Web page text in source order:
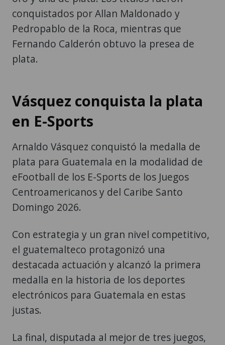
conquistados por Allan Maldonado y
Pedropablo de la Roca, mientras que
Fernando Calderón obtuvo la presea de
plata.
Vásquez conquista la plata
en E-Sports
Arnaldo Vásquez conquistó la medalla de
plata para Guatemala en la modalidad de
eFootball de los E-Sports de los Juegos
Centroamericanos y del Caribe Santo
Domingo 2026.
Con estrategia y un gran nivel competitivo,
el guatemalteco protagonizó una
destacada actuación y alcanzó la primera
medalla en la historia de los deportes
electrónicos para Guatemala en estas
justas.
La final, disputada al mejor de tres juegos,